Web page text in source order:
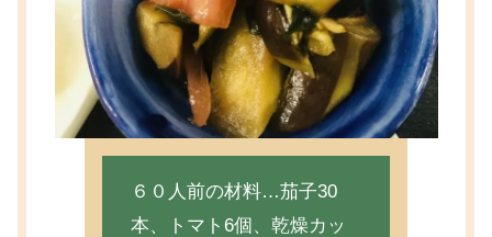
６０人前の材料…茄子30
本、トマト6個、乾燥カッ